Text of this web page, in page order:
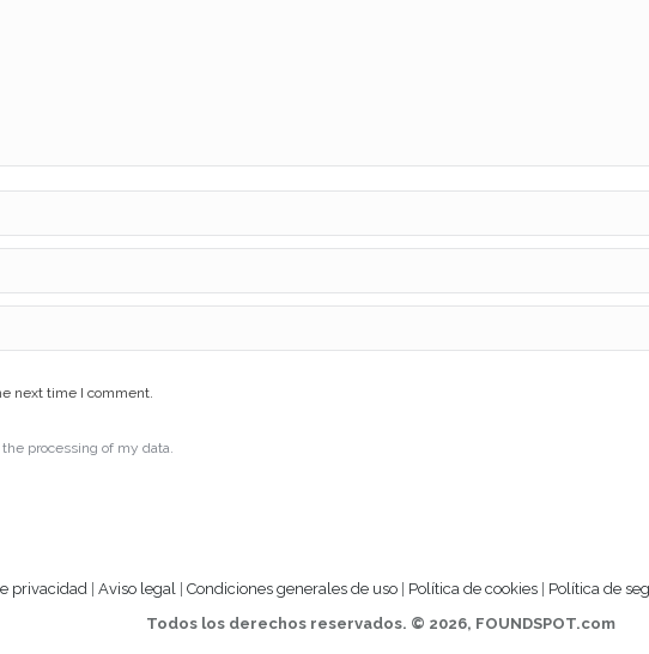
next time I comment.
processing of my data.
privacidad |Aviso legal |Condiciones generales de uso | Política de cookies | Política de
Todos los derechos reservados. © 2026, FOUNDSPOT.com